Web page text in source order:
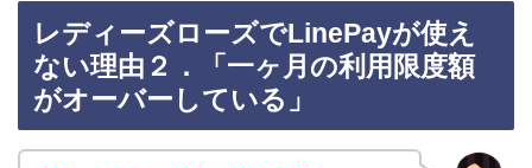
レディーズローズでLinePayが使え
ない理由２．「一ヶ月の利用限度額
がオーバーしている」